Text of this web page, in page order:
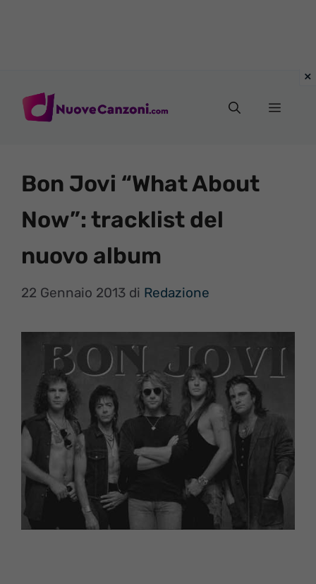
Menu
Bon Jovi “What About
Now”: tracklist del
nuovo album
22 Gennaio 2013 di Redazione